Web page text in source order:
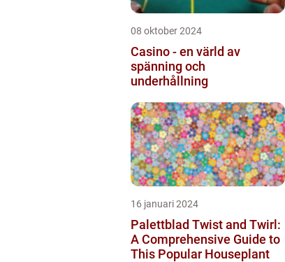
08 oktober 2024
Casino - en värld av
spänning och
underhållning
16 januari 2024
Palettblad Twist and Twirl:
A Comprehensive Guide to
This Popular Houseplant